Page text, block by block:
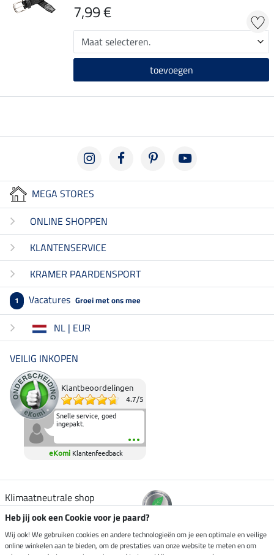
7,99 €
toevoegen
MEGA STORES
ONLINE SHOPPEN
KLANTENSERVICE
KRAMER PAARDENSPORT
1 Vacatures Groei met ons mee
NL | EUR
VEILIG INKOPEN
Klantbeoordelingen
4.7/5
Snelle service, goed
ingepakt.
eKomi Klantenfeedback
Klimaatneutrale shop
Verzending per
Heb jij ook een Cookie voor je paard?
Wij ook! We gebruiken cookies en andere technologieën om je een optimale en veilige
online winkelen aan te bieden, om de prestaties van onze website te meten en om